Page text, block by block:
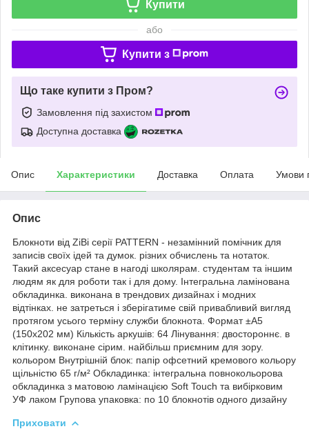
Купити
або
Купити з
Що таке купити з Пром?
Замовлення під захистом
Доступна доставка
Опис Характеристики Доставка Оплата Умови
Опис
Блокноти від ZiBi серії PATTERN - незамінний помічник для
записів своїх ідей та думок. різних обчислень та нотаток.
Такий аксесуар стане в нагоді школярам. студентам та іншим
людям як для роботи так і для дому. Інтегральна ламінована
обкладинка. виконана в трендових дизайнах і модних
відтінках. не затреться і зберігатиме свій привабливий вигляд
протягом усього терміну служби блокнота. Формат ±А5
(150x202 мм) Кількість аркушів: 64 Лінування: двостороннє. в
клітинку. виконане сірим. найбільш приємним для зору.
кольором Внутрішній блок: папір офсетний кремового кольору
щільністю 65 г/м² Обкладинка: інтегральна повнокольорова
обкладинка з матовою ламінацією Soft Touch та вибірковим
УФ лаком Групова упаковка: по 10 блокнотів одного дизайну
Приховати